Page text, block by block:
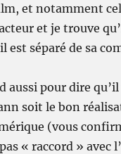
et notamment
et je trouve
est séparé de sa
aussi pour dire
soit le bon
(vous
« raccord » avec